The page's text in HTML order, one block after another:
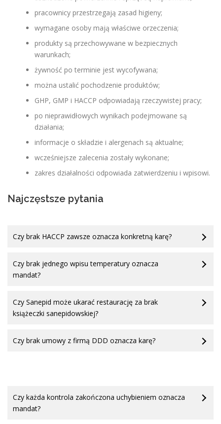
pracownicy przestrzegają zasad higieny;
wymagane osoby mają właściwe orzeczenia;
produkty są przechowywane w bezpiecznych
warunkach;
żywność po terminie jest wycofywana;
można ustalić pochodzenie produktów;
GHP, GMP i HACCP odpowiadają rzeczywistej pracy;
po nieprawidłowych wynikach podejmowane są
działania;
informacje o składzie i alergenach są aktualne;
wcześniejsze zalecenia zostały wykonane;
zakres działalności odpowiada zatwierdzeniu i wpisowi.
Najczęstsze pytania
Czy brak HACCP zawsze oznacza konkretną karę?
Czy brak jednego wpisu temperatury oznacza
mandat?
Czy Sanepid może ukarać restaurację za brak
książeczki sanepidowskiej?
Czy brak umowy z firmą DDD oznacza karę?
Czy każda kontrola zakończona uchybieniem oznacza
mandat?